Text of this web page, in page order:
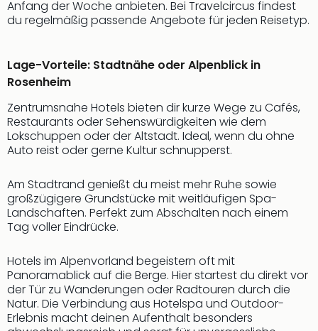
Anfang der Woche anbieten. Bei Travelcircus findest
du regelmäßig passende Angebote für jeden Reisetyp.
Lage-Vorteile: Stadtnähe oder Alpenblick in
Rosenheim
Zentrumsnahe Hotels bieten dir kurze Wege zu Cafés,
Restaurants oder Sehenswürdigkeiten wie dem
Lokschuppen oder der Altstadt. Ideal, wenn du ohne
Auto reist oder gerne Kultur schnupperst.
Am Stadtrand genießt du meist mehr Ruhe sowie
großzügigere Grundstücke mit weitläufigen Spa-
Landschaften. Perfekt zum Abschalten nach einem
Tag voller Eindrücke.
Hotels im Alpenvorland begeistern oft mit
Panoramablick auf die Berge. Hier startest du direkt vor
der Tür zu Wanderungen oder Radtouren durch die
Natur. Die Verbindung aus Hotelspa und Outdoor-
Erlebnis macht deinen Aufenthalt besonders